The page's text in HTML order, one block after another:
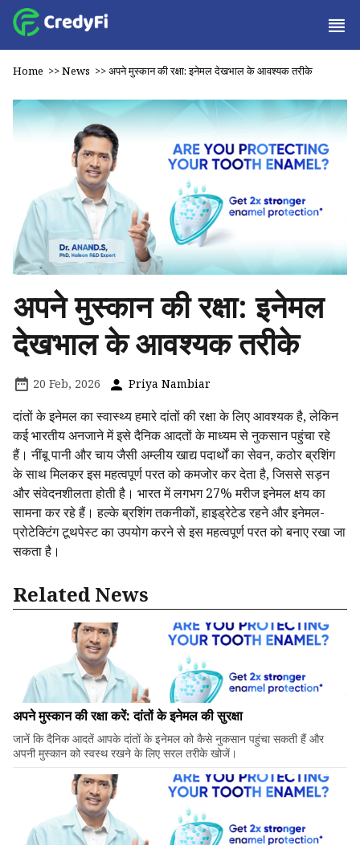
Home >>News >>अपने मुस्कान की रक्षा: इनेमल देखभाल के आवश्यक तरीके
अपने मुस्कान की रक्षा: इनेमल
देखभाल के आवश्यक तरीके
20 Feb, 2026 Priya Nambiar
दांतों के इनेमल का स्वास्थ्य हमारे दांतों की रक्षा के लिए आवश्यक है, लेकिन
कई भारतीय अनजाने में इसे दैनिक आदतों के माध्यम से नुकसान पहुंचा रहे
हैं। नींबू पानी और चाय जैसी अम्लीय खाद्य पदार्थों का सेवन, कठोर ब्रशिंग
के साथ मिलकर इस महत्वपूर्ण परत को कमजोर कर देता है, जिससे सड़न
और संवेदनशीलता होती है। भारत में लगभग 27% मरीज इनेमल क्षय का
सामना कर रहे हैं। हल्के ब्रशिंग तकनीकों, हाइड्रेटेड रहने और इनेमल-
प्रोटेक्टिंग टूथपेस्ट का उपयोग करने से इस महत्वपूर्ण परत को बनाए रखा जा
सकता है।
Related News
अपने मुस्कान की रक्षा करें: दांतों के इनेमल की सुरक्षा
जानें कि दैनिक आदतें आपके दांतों के इनेमल को कैसे नुकसान पहुंचा सकती हैं और
अपनी मुस्कान को स्वस्थ रखने के लिए सरल तरीके खोजें।